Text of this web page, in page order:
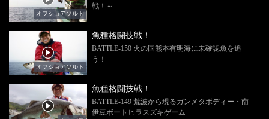
オフショアソルト
戦！～
オフショアソルト
魚種格闘技戦！
BATTLE-150 火の国熊本有明海に未確認魚を追
う！
魚種格闘技戦！
BATTLE-149 荒波から現るガンメタボディー・南
伊豆ボートヒラスズキゲーム